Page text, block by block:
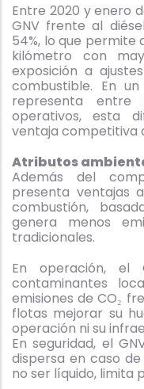
Entre 2020 y enero
GNV frente al
54%, lo que
kilómetro con
exposición a
combustible. En
representa
operativos, esta
ventaja competitiva
Atributos
Además del
presenta ventajas
combustión,
genera menos
tradicionales.
En operación, el
contaminantes
emisiones de CO₂
flotas mejorar su
operación ni su
En seguridad, el
dispersa en caso
no ser líquido, limita